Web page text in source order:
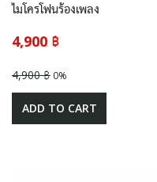
ไมโครโฟนร้องเพลง
4,900 ฿
4,900 ฿ 0%
ADD TO CART